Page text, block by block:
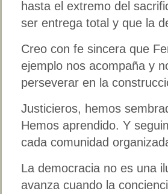
hasta el extremo del
ser entrega total y que la
Creo con fe sincera que
ejemplo nos acompaña y
perseverar en la
Justicieros, hemos
Hemos aprendido. Y
cada comunidad
La democracia no es una
avanza cuando la